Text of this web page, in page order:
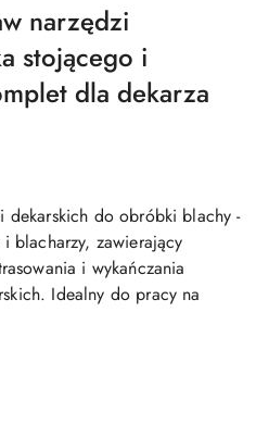
narzędzi
stojącego i
dla dekarza
dekarskich do obróbki blachy -
blacharzy, zawierający
i wykańczania
Idealny do pracy na